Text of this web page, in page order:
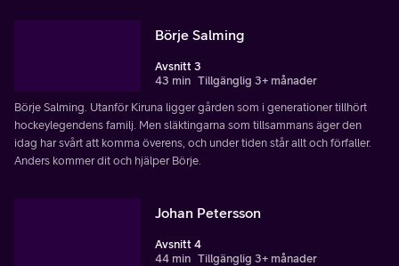
Börje Salming
Avsnitt 3
43 min Tillgänglig 3+ månader
Börje Salming. Utanför Kiruna ligger gården som i generationer tillhört
hockeylegendens familj. Men släktingarna som tillsammans äger den
idag har svårt att komma överens, och under tiden står allt och förfaller.
Anders kommer dit och hjälper Börje.
Johan Petersson
Avsnitt 4
44 min Tillgänglig 3+ månader